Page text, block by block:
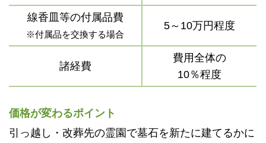
線香皿等の付属品費
※付属品を交換する場合
5～10万円程度
諸経費
費用全体の
10％程度
価格が変わるポイント
引っ越し・改葬先の霊園で墓石を新たに建てるかに